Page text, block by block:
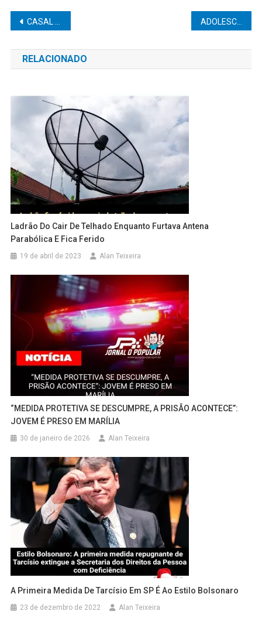
Navegação
de
Post
CASAL TEM CORTE NO FORNECIMENTO DE ENERGIA DURANTE SUA CERIMÔNIA DE CASAMENTO E É INDENIZADO EM R$ 20 MIL ADOLESCENTE MATA PAIS E IRMÃO COM ARMA DE CAÇA DO PAI APÓS BRIGA POR NOTAS BAIXAS
RELACIONADO
Ladrão Do Cair De Telhado Enquanto Furtava Antena
Parabólica E Fica Ferido
19 de abril de 2023 Alan Teixeira
“MEDIDA PROTETIVA SE DESCUMPRE, A PRISÃO ACONTECE”:
JOVEM É PRESO EM MARÍLIA
30 de janeiro de 2026 Alan Teixeira
A Primeira Medida De Tarcísio Em SP É Ao Estilo Bolsonaro
23 de dezembro de 2022 Alan Teixeira